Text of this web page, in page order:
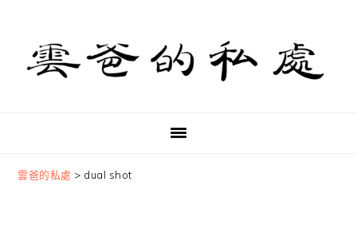
primary
navigation
content
primary
sidebar
雲爸的私處 > dual shot